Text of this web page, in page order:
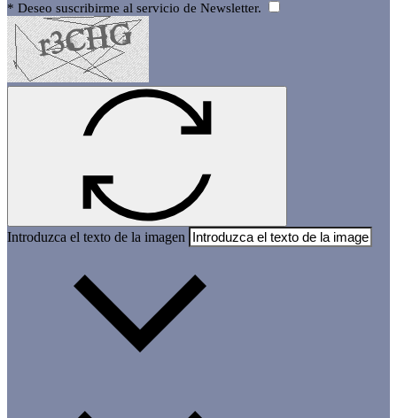
* Deseo suscribirme al servicio de Newsletter.
Introduzca el texto de la imagen